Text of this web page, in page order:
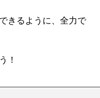
きるように、全力で
！